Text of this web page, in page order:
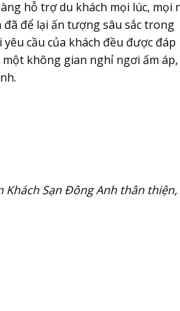
hỗ trợ du khách mọi lúc, mọi
để lại ấn tượng sâu sắc trong
cầu của khách đều được đáp
không gian nghỉ ngơi ấm áp,
Khách Sạn Đông Anh thân thiện,